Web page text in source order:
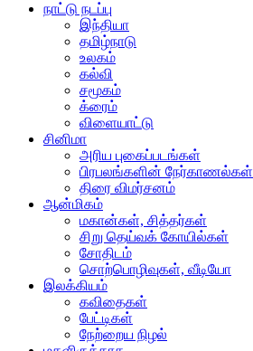
நாட்டு நடப்பு
இந்தியா
தமிழ்நாடு
உலகம்
கல்வி
சமூகம்
க்ரைம்
விளையாட்டு
சினிமா
அரிய புகைப்படங்கள்
பிரபலங்களின் நேர்காணல்கள்
திரை விமர்சனம்
ஆன்மிகம்
மகான்கள், சித்தர்கள்
சிறு தெய்வக் கோயில்கள்
சோதிடம்
சொற்பொழிவுகள், வீடியோ
இலக்கியம்
கவிதைகள்
பேட்டிகள்
நேற்றைய நிழல்